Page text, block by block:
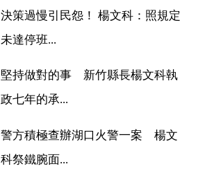
決策過慢引民怨！ 楊文科：照規定
未達停班...
堅持做對的事 新竹縣長楊文科執
政七年的承...
警方積極查辦湖口火警一案 楊文
科祭鐵腕面...